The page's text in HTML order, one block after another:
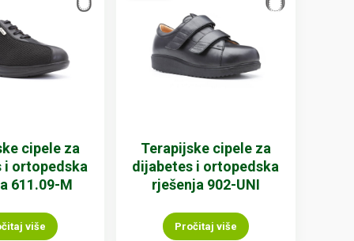
cipele za
i ortopedska
611.09-M
više
Terapijske cipele za
dijabetes i ortopedska
rješenja 902-UNI
Pročitaj više